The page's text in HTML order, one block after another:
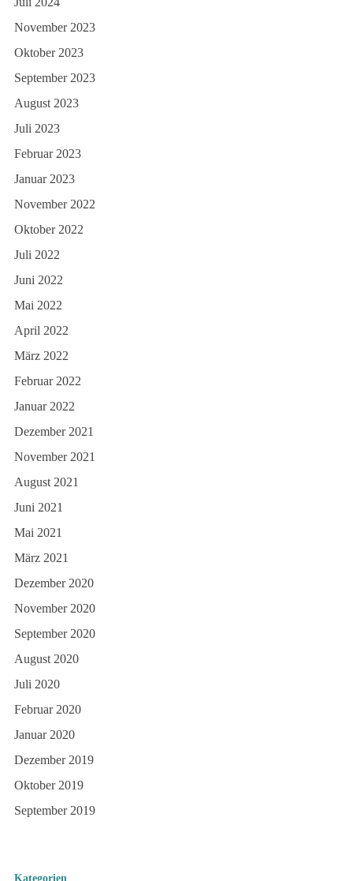
November 2023
Oktober 2023
September 2023
August 2023
Juli 2023
Februar 2023
Januar 2023
November 2022
Oktober 2022
Juli 2022
Juni 2022
Mai 2022
April 2022
März 2022
Februar 2022
Januar 2022
Dezember 2021
November 2021
August 2021
Juni 2021
Mai 2021
März 2021
Dezember 2020
November 2020
September 2020
August 2020
Juli 2020
Februar 2020
Januar 2020
Dezember 2019
Oktober 2019
September 2019
Kategorien